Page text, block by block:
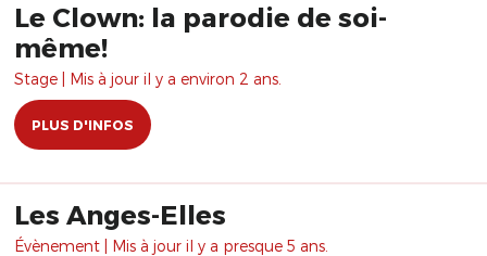
Le Clown: la parodie de soi-
même!
Stage | Mis à jour il y a environ 2 ans.
PLUS D'INFOS
Les Anges-Elles
Évènement | Mis à jour il y a presque 5 ans.